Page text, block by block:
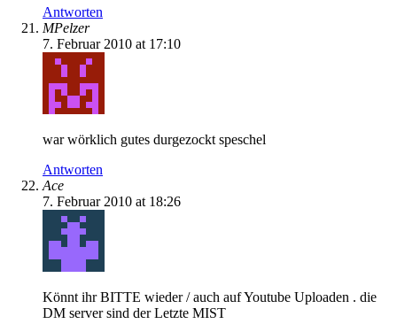
Antworten
MPelzer
7. Februar 2010 at 17:10
war wörklich gutes durgezockt speschel
Antworten
Ace
7. Februar 2010 at 18:26
Könnt ihr BITTE wieder / auch auf Youtube Uploaden . die
DM server sind der Letzte MIST